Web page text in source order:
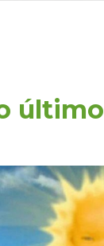
último